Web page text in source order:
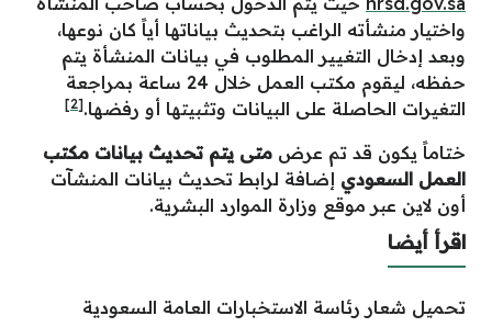
واختيار منشأته الراغب بتحديث بياناتها أياً كان نوعها،
وبعد إدخال التغيير المطلوب في بيانات المنشأة يتم
حفظه، ليقوم مكتب العمل خلال 24 ساعة بمراجعة
التغيرات الحاصلة على البيانات وتثبيتها أو رفضها.[2]
ختاماً يكون قد تم عرض متى يتم تحديث بيانات مكتب
العمل السعودي إضافة لرابط تحديث بيانات المنشآت
أون لاين عبر موقع وزارة الموارد البشرية.
اقرأ أيضا
تحميل شعار رئاسة الاستخبارات العامة السعودية